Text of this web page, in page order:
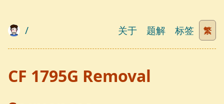
/ 关于 题解 标签 繁
CF 1795G Removal